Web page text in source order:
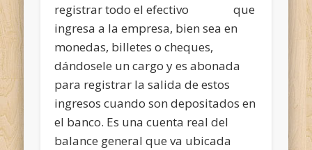
registrar todo el efectivo que
ingresa a la empresa, bien sea en
monedas, billetes o cheques,
dándosele un cargo y es abonada
para registrar la salida de estos
ingresos cuando son depositados en
el banco. Es una cuenta real del
balance general que va ubicada